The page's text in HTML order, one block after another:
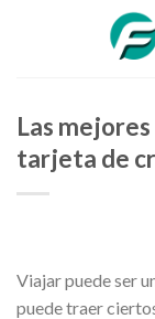
Las
tarjeta de
Viajar puede ser
puede traer